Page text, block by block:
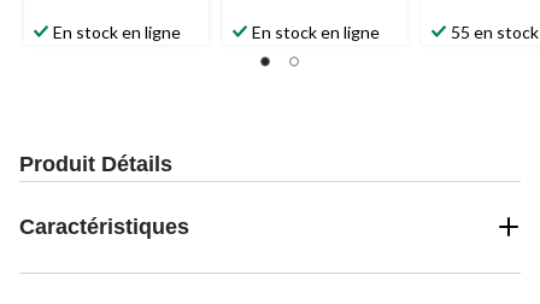
En stock en ligne En stock en ligne 55 en stock
Produit Détails
Caractéristiques